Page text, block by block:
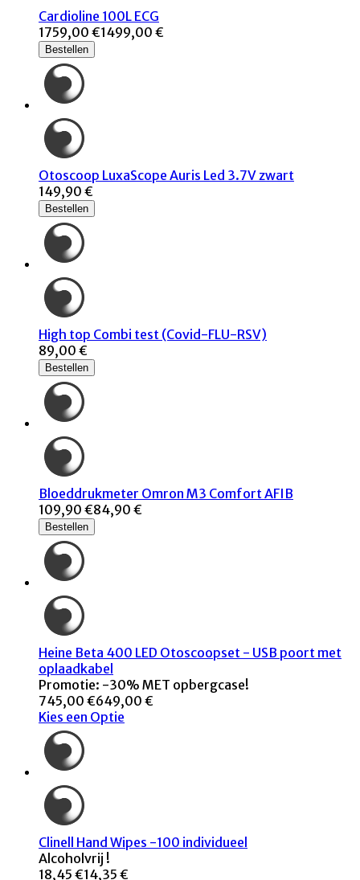
Cardioline 100L ECG
1759,00 €1499,00 €
Bestellen
Otoscoop LuxaScope Auris Led 3.7V zwart
149,90 €
Bestellen
High top Combi test (Covid-FLU-RSV)
89,00 €
Bestellen
Bloeddrukmeter Omron M3 Comfort AFIB
109,90 €84,90 €
Bestellen
Heine Beta 400 LED Otoscoopset - USB poort met
oplaadkabel
Promotie: -30% MET opbergcase!
745,00 €649,00 €
Kies een Optie
Clinell Hand Wipes -100 individueel
Alcoholvrij !
18,45 €14,35 €